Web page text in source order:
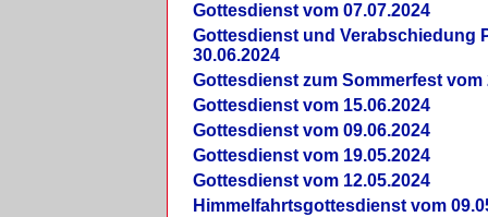
Gottesdienst vom 07.07.2024
Gottesdienst und Verabschiedung
30.06.2024
Gottesdienst zum Sommerfest vom
Gottesdienst vom 15.06.2024
Gottesdienst vom 09.06.2024
Gottesdienst vom 19.05.2024
Gottesdienst vom 12.05.2024
Himmelfahrtsgottesdienst vom